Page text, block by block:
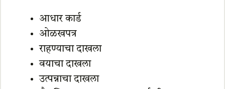
आधार कार्ड
ओळखपत्र
राहण्याचा दाखला
वयाचा दाखला
उत्पन्नाचा दाखला